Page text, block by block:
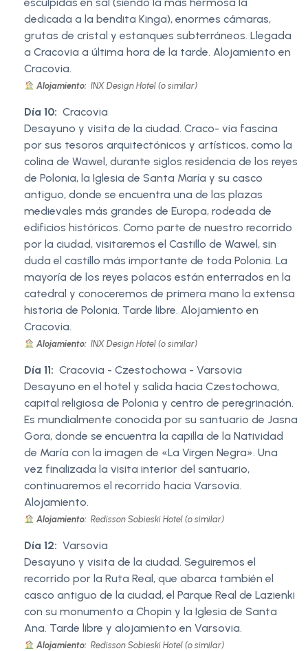
dedicada a la bendita Kinga), enormes cámaras,
grutas de cristal y estanques subterráneos. Llegada
a Cracovia a última hora de la tarde. Alojamiento en
Cracovia.
Alojamiento: INX Design Hotel (o similar)
Día 10: Cracovia
Desayuno y visita de la ciudad. Craco- via fascina
por sus tesoros arquitectónicos y artísticos, como la
colina de Wawel, durante siglos residencia de los reyes
de Polonia, la Iglesia de Santa María y su casco
antiguo, donde se encuentra una de las plazas
medievales más grandes de Europa, rodeada de
edificios históricos. Como parte de nuestro recorrido
por la ciudad, visitaremos el Castillo de Wawel, sin
duda el castillo más importante de toda Polonia. La
mayoría de los reyes polacos están enterrados en la
catedral y conoceremos de primera mano la extensa
historia de Polonia. Tarde libre. Alojamiento en
Cracovia.
Alojamiento: INX Design Hotel (o similar)
Día 11: Cracovia - Czestochowa - Varsovia
Desayuno en el hotel y salida hacia Czestochowa,
capital religiosa de Polonia y centro de peregrinación.
Es mundialmente conocida por su santuario de Jasna
Gora, donde se encuentra la capilla de la Natividad
de María con la imagen de «La Virgen Negra». Una
vez finalizada la visita interior del santuario,
continuaremos el recorrido hacia Varsovia.
Alojamiento.
Alojamiento: Redisson Sobieski Hotel (o similar)
Día 12: Varsovia
Desayuno y visita de la ciudad. Seguiremos el
recorrido por la Ruta Real, que abarca también el
casco antiguo de la ciudad, el Parque Real de Lazienki
con su monumento a Chopin y la Iglesia de Santa
Ana. Tarde libre y alojamiento en Varsovia.
Alojamiento: Redisson Sobieski Hotel (o similar)